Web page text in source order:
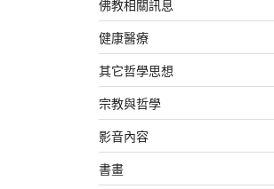
佛教相關訊息
健康醫療
其它哲學思想
宗教與哲學
影音內容
書畫